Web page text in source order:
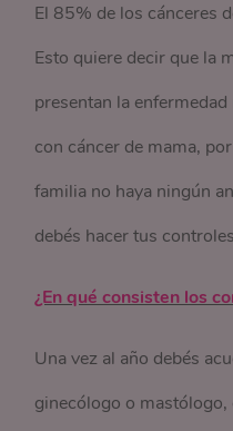
El 85% de los cánceres
Esto quiere decir que la
presentan la
con cáncer de mama,
familia no haya ningún
debés hacer tus
¿En qué consisten los
Una vez al año debés
ginecólogo o